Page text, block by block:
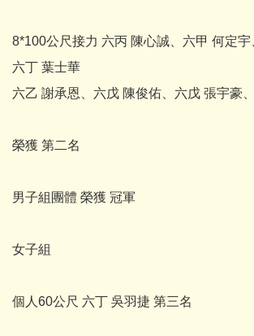
8*100公尺接力 六丙 陳心誠、六甲 何定宇
六丁 葉士華
六乙 謝承恩、六戊 陳俊佑、六戊 張宇豪
榮獲 第二名
男子組團體 榮獲 冠軍
女子組
個人60公尺 六丁 吳羽捷 第三名